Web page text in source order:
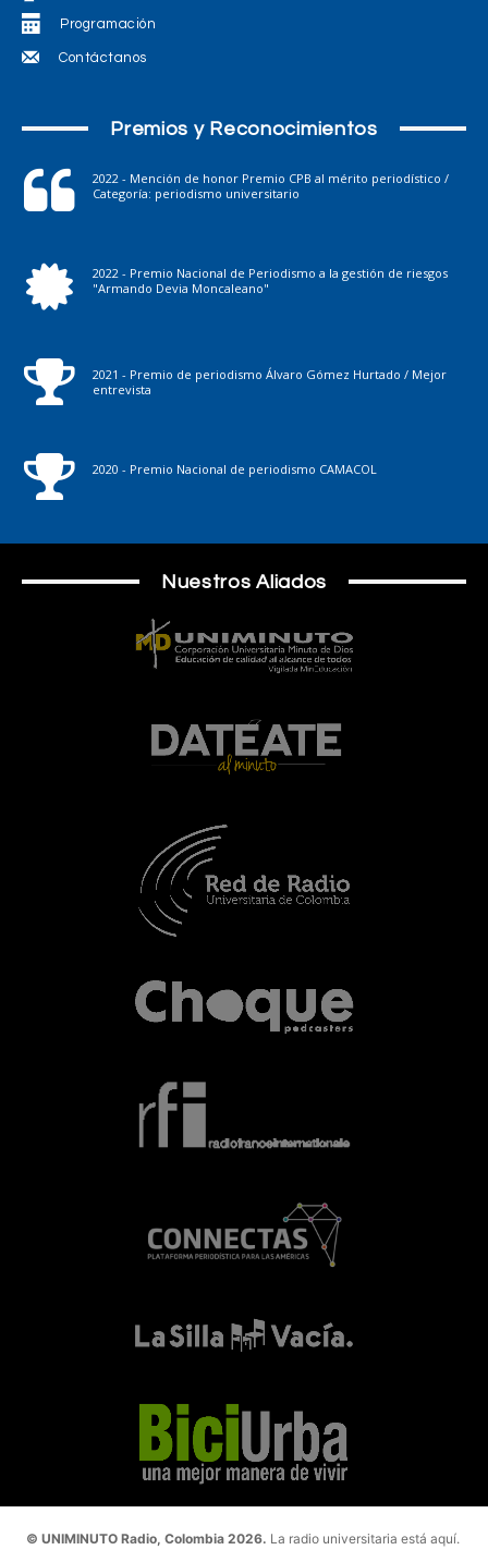
Programación
Contáctanos
Premios y Reconocimientos
2022 - Mención de honor Premio CPB al mérito periodístico /
Categoría: periodismo universitario
2022 - Premio Nacional de Periodismo a la gestión de riesgos
"Armando Devia Moncaleano"
2021 - Premio de periodismo Álvaro Gómez Hurtado / Mejor
entrevista
2020 - Premio Nacional de periodismo CAMACOL
Nuestros Aliados
© UNIMINUTO Radio, Colombia 2026. La radio universitaria está aquí.